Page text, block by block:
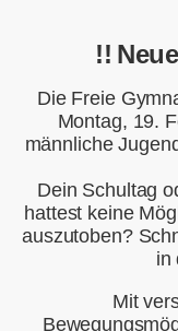
!!
Die Freie
Montag, 19.
männliche
Dein Schultag
hattest keine
auszutoben?
in
Mit